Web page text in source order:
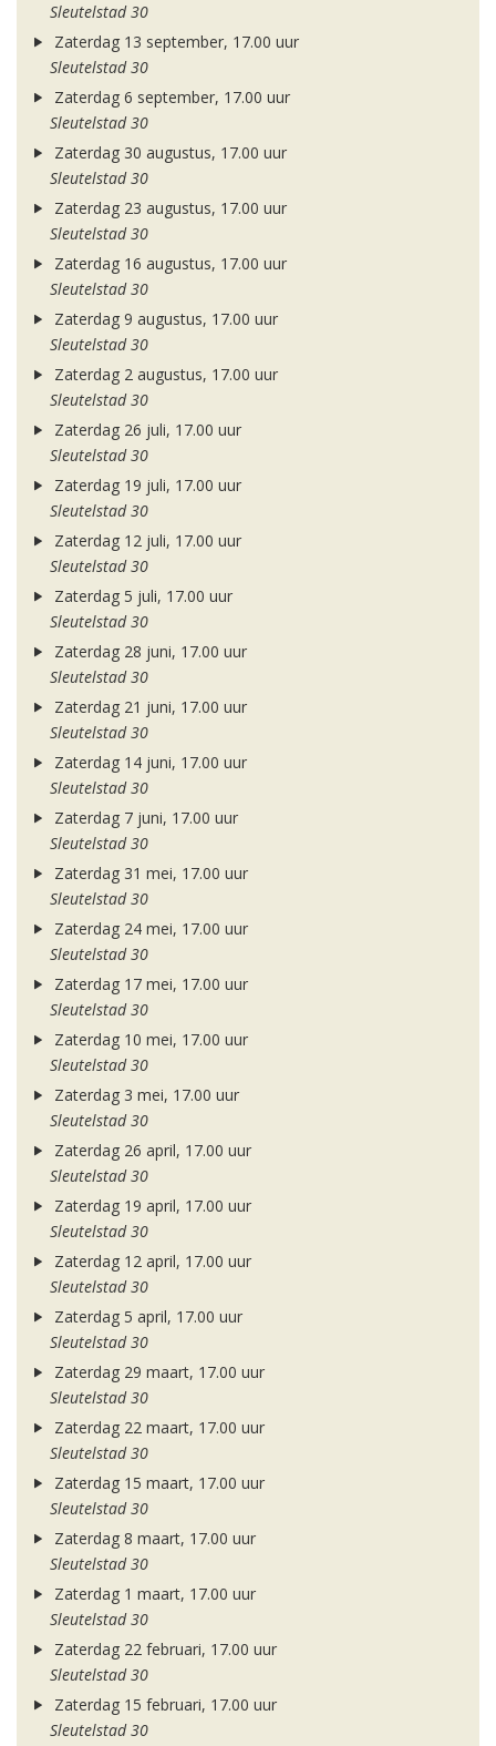
Sleutelstad 30
Zaterdag 13 september, 17.00 uur
Sleutelstad 30
Zaterdag 6 september, 17.00 uur
Sleutelstad 30
Zaterdag 30 augustus, 17.00 uur
Sleutelstad 30
Zaterdag 23 augustus, 17.00 uur
Sleutelstad 30
Zaterdag 16 augustus, 17.00 uur
Sleutelstad 30
Zaterdag 9 augustus, 17.00 uur
Sleutelstad 30
Zaterdag 2 augustus, 17.00 uur
Sleutelstad 30
Zaterdag 26 juli, 17.00 uur
Sleutelstad 30
Zaterdag 19 juli, 17.00 uur
Sleutelstad 30
Zaterdag 12 juli, 17.00 uur
Sleutelstad 30
Zaterdag 5 juli, 17.00 uur
Sleutelstad 30
Zaterdag 28 juni, 17.00 uur
Sleutelstad 30
Zaterdag 21 juni, 17.00 uur
Sleutelstad 30
Zaterdag 14 juni, 17.00 uur
Sleutelstad 30
Zaterdag 7 juni, 17.00 uur
Sleutelstad 30
Zaterdag 31 mei, 17.00 uur
Sleutelstad 30
Zaterdag 24 mei, 17.00 uur
Sleutelstad 30
Zaterdag 17 mei, 17.00 uur
Sleutelstad 30
Zaterdag 10 mei, 17.00 uur
Sleutelstad 30
Zaterdag 3 mei, 17.00 uur
Sleutelstad 30
Zaterdag 26 april, 17.00 uur
Sleutelstad 30
Zaterdag 19 april, 17.00 uur
Sleutelstad 30
Zaterdag 12 april, 17.00 uur
Sleutelstad 30
Zaterdag 5 april, 17.00 uur
Sleutelstad 30
Zaterdag 29 maart, 17.00 uur
Sleutelstad 30
Zaterdag 22 maart, 17.00 uur
Sleutelstad 30
Zaterdag 15 maart, 17.00 uur
Sleutelstad 30
Zaterdag 8 maart, 17.00 uur
Sleutelstad 30
Zaterdag 1 maart, 17.00 uur
Sleutelstad 30
Zaterdag 22 februari, 17.00 uur
Sleutelstad 30
Zaterdag 15 februari, 17.00 uur
Sleutelstad 30